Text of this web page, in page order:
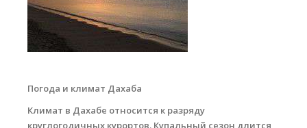
Погода и климат Дахаба
Климат в Дахабе относится к разряду